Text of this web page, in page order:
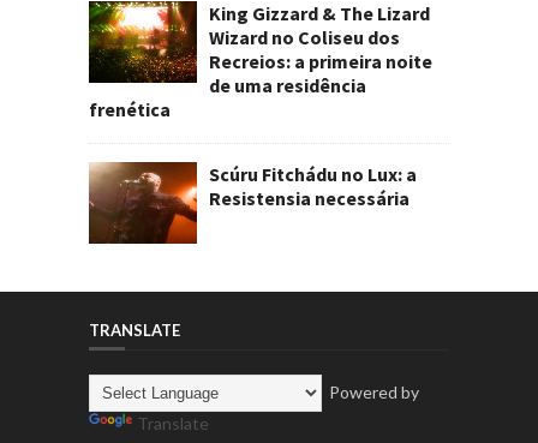
King Gizzard & The Lizard
Wizard no Coliseu dos
Recreios: a primeira noite
de uma residência
frenética
Scúru Fitchádu no Lux: a
Resistensia necessária
TRANSLATE
Powered by
Translate